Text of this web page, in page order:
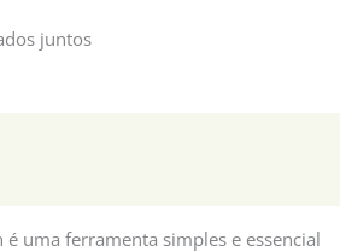
juntos
é uma ferramenta simples e essencial